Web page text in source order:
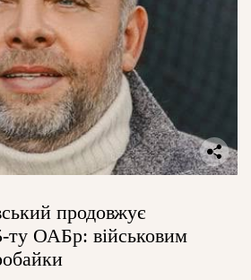
продовжує
ту ОАБр: військовим